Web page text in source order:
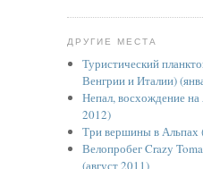
ДРУГИЕ МЕСТА
Туристический
Венгрии и Италии)
Непал, восхождение
2012)
Три вершины в Альпах
Велопробег Crazy
(август 2011)